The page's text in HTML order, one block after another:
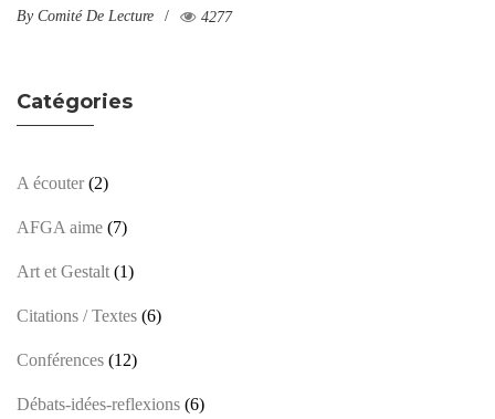
By Comité De Lecture 4277
Catégories
A écouter(2)
AFGA aime (7)
Art et Gestalt(1)
Citations / Textes (6)
Conférences (12)
Débats-idées-reflexions (6)